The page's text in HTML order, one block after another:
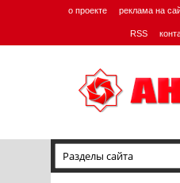
о проекте реклама на
RSS